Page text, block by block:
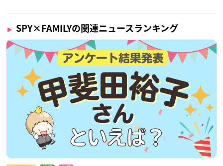
SPY×FAMILYの関連ニュースランキング